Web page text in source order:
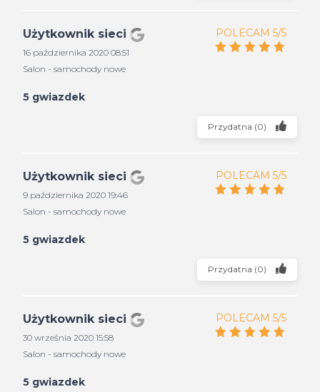
Użytkownik sieci
16 października 2020 08:51
Salon - samochody nowe
POLECAM 5/5
5 gwiazdek
Przydatna (0)
Użytkownik sieci
9 października 2020 19:46
Salon - samochody nowe
POLECAM 5/5
5 gwiazdek
Przydatna (0)
Użytkownik sieci
30 września 2020 15:58
Salon - samochody nowe
POLECAM 5/5
5 gwiazdek